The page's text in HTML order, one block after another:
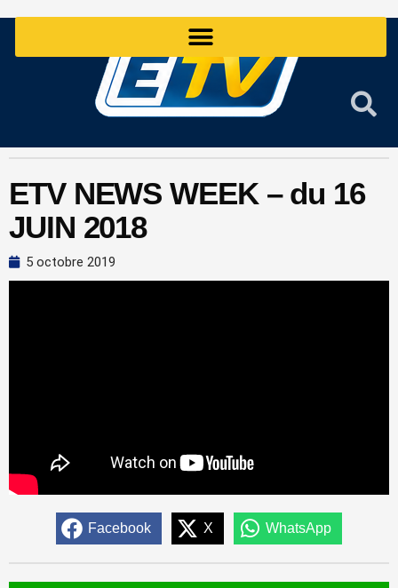
ETV NEWS WEEK – du 16
JUIN 2018
5 octobre 2019
Facebook X WhatsApp